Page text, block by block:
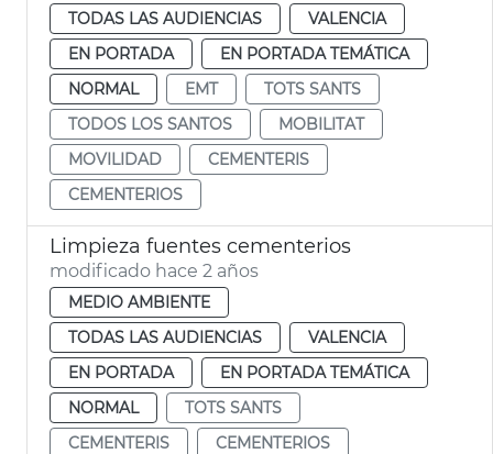
TODAS LAS AUDIENCIAS
VALENCIA
EN PORTADA
EN PORTADA TEMÁTICA
NORMAL
EMT
TOTS SANTS
TODOS LOS SANTOS
MOBILITAT
MOVILIDAD
CEMENTERIS
CEMENTERIOS
Limpieza fuentes cementerios
modificado hace 2 años
MEDIO AMBIENTE
TODAS LAS AUDIENCIAS
VALENCIA
EN PORTADA
EN PORTADA TEMÁTICA
NORMAL
TOTS SANTS
CEMENTERIS
CEMENTERIOS